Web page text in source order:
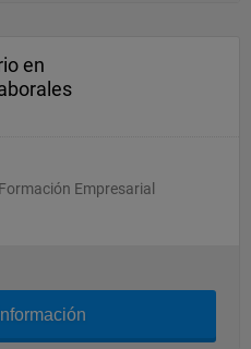
en
Empresarial